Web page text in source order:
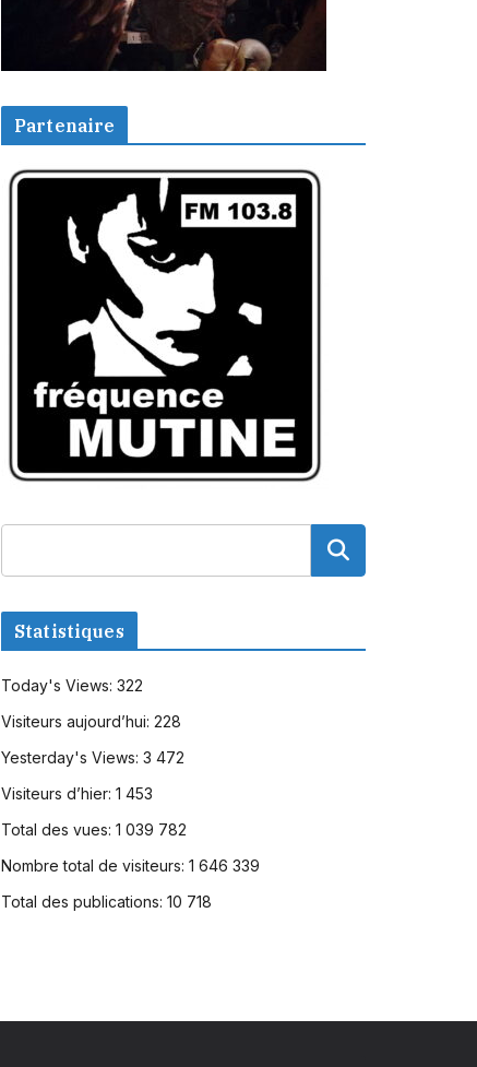
Partenaire
Statistiques
Today's Views: 322
Visiteurs aujourd’hui: 228
Yesterday's Views: 3 472
Visiteurs d’hier: 1 453
Total des vues: 1 039 782
Nombre total de visiteurs: 1 646 339
Total des publications: 10 718